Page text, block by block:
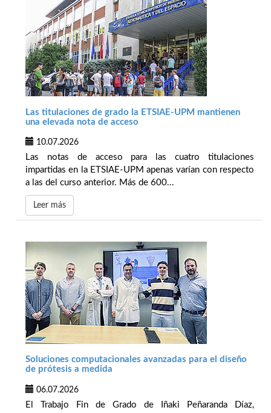
Las titulaciones de grado la ETSIAE-UPM mantienen
una elevada nota de acceso
10.07.2026
Las notas de acceso para las cuatro titulaciones
impartidas en la ETSIAE-UPM apenas varían con respecto
a las del curso anterior. Más de 600...
Leer más
Soluciones computacionales avanzadas para el diseño
de prótesis a medida
06.07.2026
El Trabajo Fin de Grado de Iñaki Peñaranda Díaz,